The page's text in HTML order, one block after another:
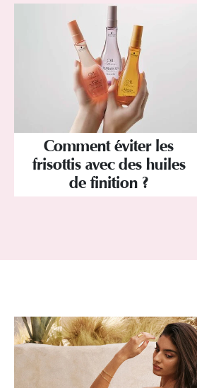
Comment éviter les
frisottis avec des huiles
de finition ?